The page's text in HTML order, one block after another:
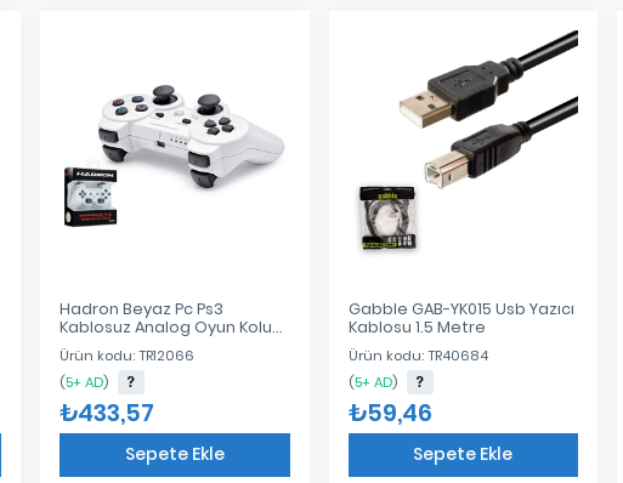
Hadron Beyaz Pc Ps3
Kablosuz Analog Oyun Kolu
Joypad Dual Shock Joystick
Gamepad Beyaz
Ürün kodu: TR12066
(5+ AD)
₺433,57
Sepete Ekle
Gabble GAB-YK015 Usb Yazıcı
Kablosu 1.5 Metre
Ürün kodu: TR40684
(5+ AD)
₺59,46
Sepete Ekle